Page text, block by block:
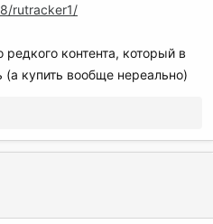
rutracker1/
контента, который в
купить вообще нереально)